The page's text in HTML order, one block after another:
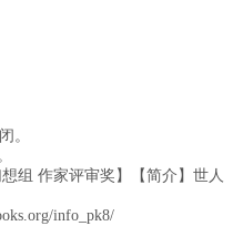
。
组 作家评审奖】【简介】世人
info_pk8/